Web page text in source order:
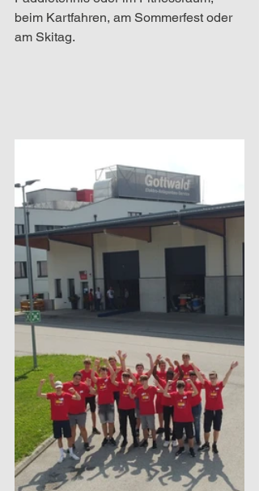
beim Kartfahren, am Sommerfest oder
am Skitag.